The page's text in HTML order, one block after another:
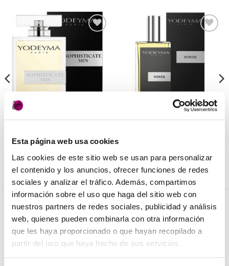
Esta página web usa cookies
Las cookies de este sitio web se usan para personalizar
el contenido y los anuncios, ofrecer funciones de redes
sociales y analizar el tráfico. Además, compartimos
información sobre el uso que haga del sitio web con
nuestros partners de redes sociales, publicidad y análisis
web, quienes pueden combinarla con otra información
que les haya proporcionado o que hayan recopilado a
partir del uso que haya hecho de sus servicios.
Añadir
lista de
deseos
27,50€ (IVA incluido)
AÑADIR AL CARRITO
Añadir
lista de
deseos
AÑADIR AL CARRITO
NOVEDADES
Elisièr Instant Bond Tratamiento
137,00€ El
130,00€El(IVA incluido)